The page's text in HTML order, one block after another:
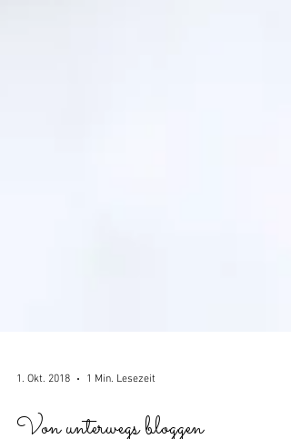
1. Okt. 2018 1 Min. Lesezeit